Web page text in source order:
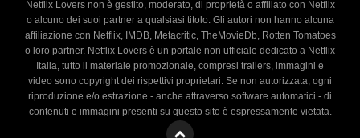
Netflix Lovers non è gestito, moderato, di proprietà o affiliato con Netflix
o alcuno dei suoi partner a qualsiasi titolo. Gli autori non hanno alcuna
affiliazione con Netflix, IMDB, Metacritic, TheMovieDb, Rotten Tomatoes
o loro partner. Netflix Lovers è un portale non ufficiale dedicato a Netflix
Italia, tutto il materiale promozionale, compresi trailers, immagini e
video sono copyright dei rispettivi proprietari. Se non autorizzata, ogni
riproduzione e/o estrazione - anche attraverso software automatici - di
contenuti e immagini presenti su questo sito è espressamente vietata.